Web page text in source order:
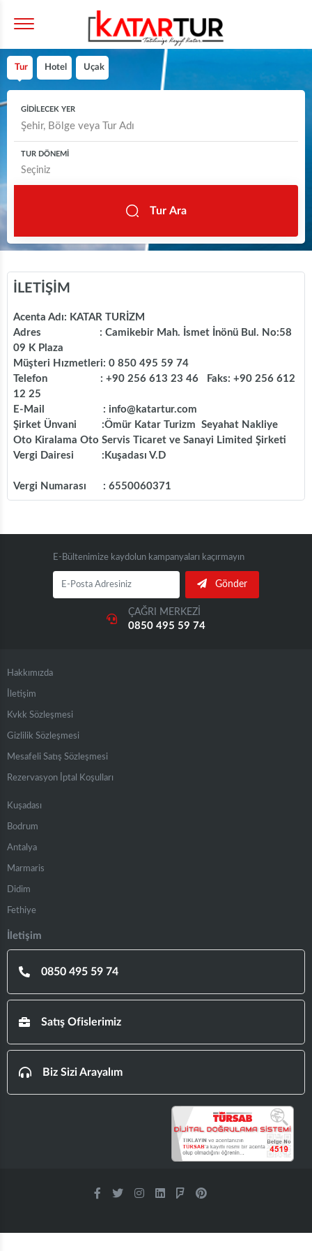
Tur Hotel Uçak
GİDİLECEK YER
TUR DÖNEMİ
Tur Ara
İLETİŞİM
Acenta Adı: KATAR TURİZM
Adres : Camikebir Mah. İsmet İnönü Bul. No:58
09 K Plaza
Müşteri Hızmetleri: 0 850 495 59 74
Telefon : +90 256 613 23 46 Faks: +90 256 612
12 25
E-Mail : info@katartur.com
Şirket Ünvani :Ömür Katar Turizm Seyahat Nakliye
Oto Kiralama Oto Servis Ticaret ve Sanayi Limited Şirketi
Vergi Dairesi :Kuşadası V.D
Vergi Numarası : 6550060371
E-Bültenimize kaydolun kampanyaları kaçırmayın
Gönder
ÇAĞRI MERKEZİ
0850 495 59 74
Hakkımızda
İletişim
Kvkk Sözleşmesi
Gizlilik Sözleşmesi
Mesafeli Satış Sözleşmesi
Rezervasyon İptal Koşulları
Kuşadası
Bodrum
Antalya
Marmaris
Didim
Fethiye
İletişim
0850 495 59 74
Satış Ofislerimiz
Biz Sizi Arayalım